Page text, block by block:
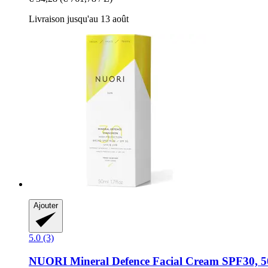
Livraison jusqu'au 13 août
Ajouter
5.0 (3)
NUORI Mineral Defence Facial Cream SPF30,